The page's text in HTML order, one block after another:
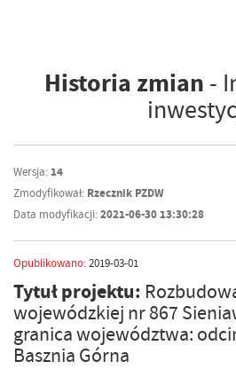
Historia zmian -
Wersja: 14
Zmodyfikował: Rzecznik PZDW
Data modyfikacji:2021-06-30 13:30:28
Opublikowano:2019-03-01
Tytuł projektu:
wojewódzkiej nr 867
granica województwa:
Basznia Górna